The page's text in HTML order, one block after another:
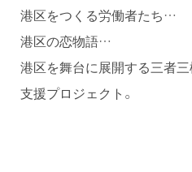
港区をつくる労働者たち…
港区の恋物語…
港区を舞台に展開する三者三
支援プロジェクト。